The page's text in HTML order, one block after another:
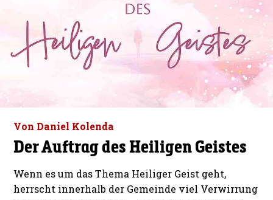
Von Daniel Kolenda
Der Auftrag des Heiligen Geistes
Wenn es um das Thema Heiliger Geist geht,
herrscht innerhalb der Gemeinde viel Verwirrung